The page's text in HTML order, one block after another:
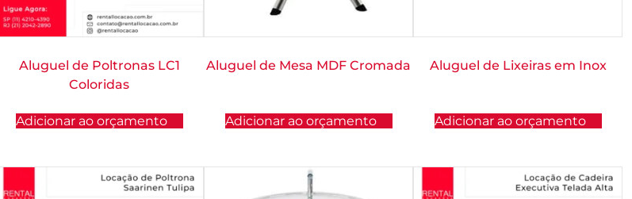
Aluguel de Poltronas LC1
Coloridas
Adicionar ao orçamento
Aluguel de Mesa MDF Cromada
Adicionar ao orçamento
Aluguel de Lixeiras em Inox
Adicionar ao orçamento